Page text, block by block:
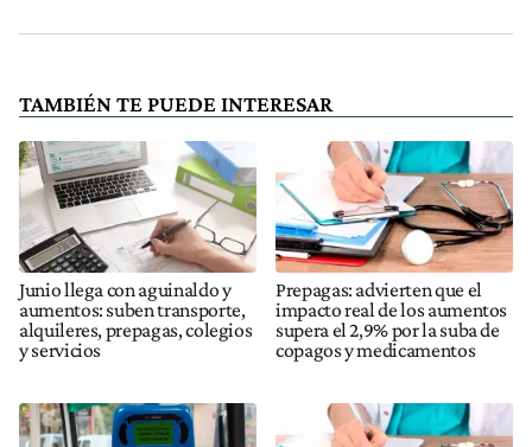
TAMBIÉN TE PUEDE INTERESAR
Junio llega con aguinaldo y
aumentos: suben transporte,
alquileres, prepagas, colegios
y servicios
Prepagas: advierten que el
impacto real de los aumentos
supera el 2,9% por la suba de
copagos y medicamentos